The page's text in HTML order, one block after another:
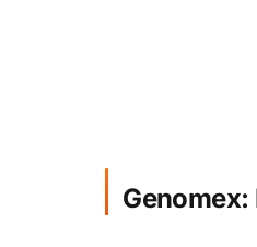
Genomex: